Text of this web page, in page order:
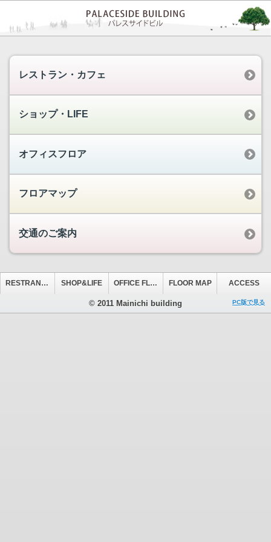
レストラン・カフェ
ショップ・LIFE
オフィスフロア
フロアマップ
交通のご案内
RESTRANT&CAFE SHOP&LIFE OFFICE FLOOR FLOOR MAP ACCESS
© 2011 Mainichi building PC版で見る